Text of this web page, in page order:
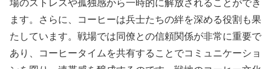
場のストレスや孤独感から一時的に解放されることができ
ます。さらに、コーヒーは兵士たちの絆を深める役割も果
たしています。戦場では同僚との信頼関係が非常に重要で
あり、コーヒータイムを共有することでコミュニケーショ